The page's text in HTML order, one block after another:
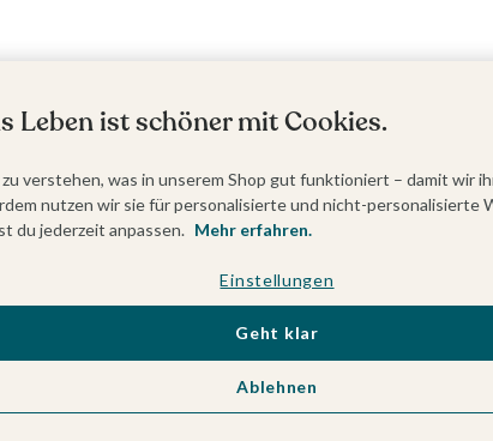
Leben ist schöner mit Cookies.
verstehen, was in unserem Shop gut funktioniert – damit wir
nutzen wir sie für personalisierte und nicht-personalisierte
du jederzeit anpassen. Mehr erfahren.
Einstellungen
Ablehnen
Geht klar